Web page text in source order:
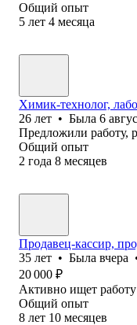
Общий опыт
5 лет 4 месяца
Химик-технолог,
26 лет • Была 6
Предложили работу,
Общий опыт
2 года 8 месяцев
Продавец-кассир,
35 лет • Была вчера
20 000 ₽
Активно ищет работу
Общий опыт
8 лет 10 месяцев